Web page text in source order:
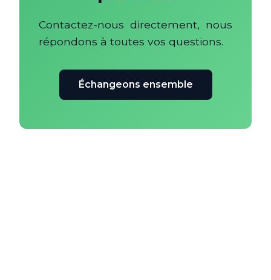
Contactez-nous directement, nous
répondons à toutes vos questions.
Échangeons ensemble